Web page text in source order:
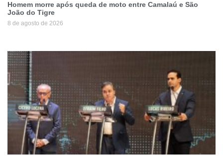
Homem morre após queda de moto entre Camalaú e São
João do Tigre
8 de agosto de 2026